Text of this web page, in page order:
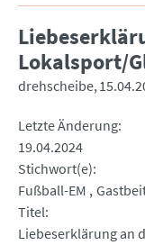
Lokalsport/
drehscheibe
Letzte Änderung
19.04.2024
Stichwort(e)
Fußball-EM
Titel
Liebeserklärung an